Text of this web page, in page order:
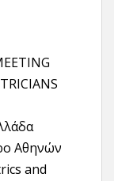
Αθηνών
and